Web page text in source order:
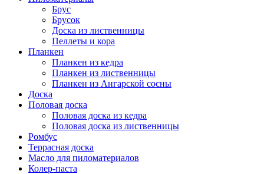
Брус
Брусок
Доска из лиственницы
Пеллеты и кора
Планкен
Планкен из кедра
Планкен из лиственницы
Планкен из Ангарской сосны
Доска
Половая доска
Половая доска из кедра
Половая доска из лиственницы
Ромбус
Террасная доска
Масло для пиломатериалов
Колер-паста